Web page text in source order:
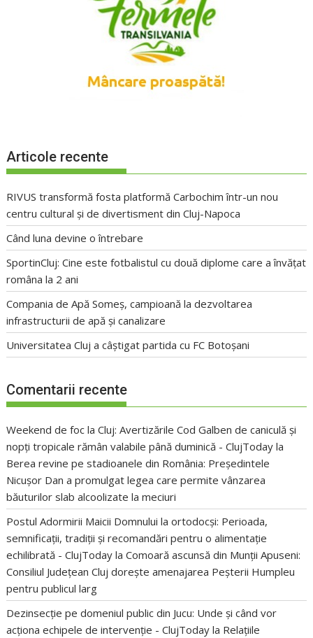
Articole recente
RIVUS transformă fosta platformă Carbochim într-un nou
centru cultural și de divertisment din Cluj-Napoca
Când luna devine o întrebare
SportinCluj: Cine este fotbalistul cu două diplome care a învățat
româna la 2 ani
Compania de Apă Someș, campioană la dezvoltarea
infrastructurii de apă și canalizare
Universitatea Cluj a câștigat partida cu FC Botoșani
Comentarii recente
Weekend de foc la Cluj: Avertizările Cod Galben de caniculă și
nopți tropicale rămân valabile până duminică - ClujToday la
Berea revine pe stadioanele din România: Președintele
Nicușor Dan a promulgat legea care permite vânzarea
băuturilor slab alcoolizate la meciuri
Postul Adormirii Maicii Domnului la ortodocși: Perioada,
semnificații, tradiții și recomandări pentru o alimentație
echilibrată - ClujToday laComoară ascunsă din Munții Apuseni:
Consiliul Județean Cluj dorește amenajarea Peșterii Humpleu
pentru publicul larg
Dezinsecție pe domeniul public din Jucu: Unde și când vor
acționa echipele de intervenție - ClujToday la Relațiile